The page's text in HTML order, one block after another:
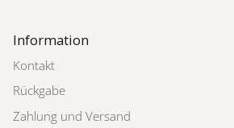
Information
Kontakt
Rückgabe
Zahlung und Versand